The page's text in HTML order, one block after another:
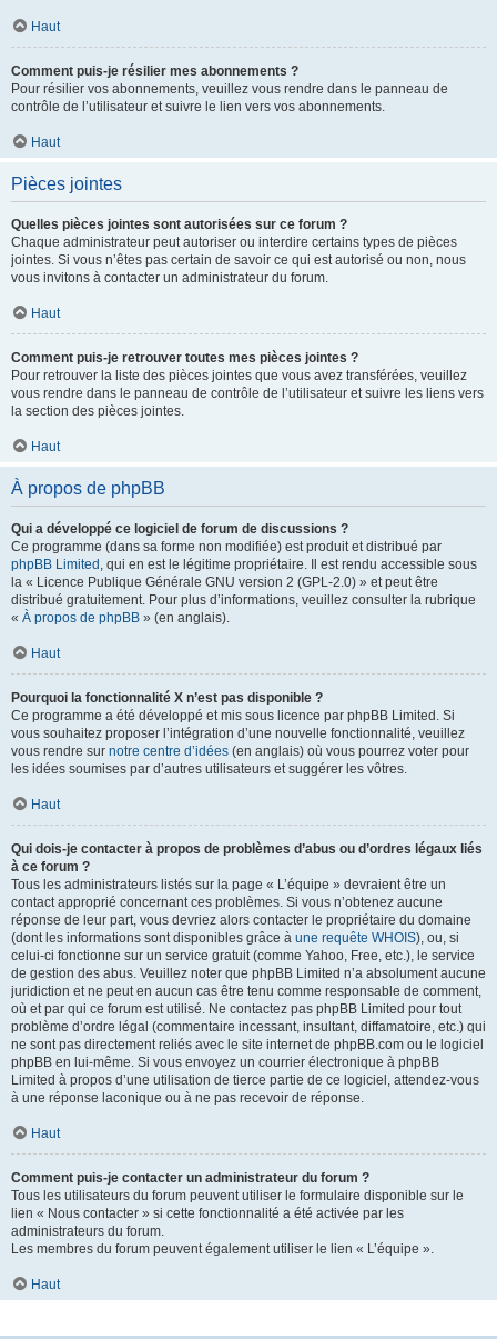
Haut
Comment puis-je résilier mes abonnements ?
Pour résilier vos abonnements, veuillez vous rendre dans le panneau de
contrôle de l’utilisateur et suivre le lien vers vos abonnements.
Haut
Pièces jointes
Quelles pièces jointes sont autorisées sur ce forum ?
Chaque administrateur peut autoriser ou interdire certains types de pièces
jointes. Si vous n’êtes pas certain de savoir ce qui est autorisé ou non, nous
vous invitons à contacter un administrateur du forum.
Haut
Comment puis-je retrouver toutes mes pièces jointes ?
Pour retrouver la liste des pièces jointes que vous avez transférées, veuillez
vous rendre dans le panneau de contrôle de l’utilisateur et suivre les liens vers
la section des pièces jointes.
Haut
À propos de phpBB
Qui a développé ce logiciel de forum de discussions ?
Ce programme (dans sa forme non modifiée) est produit et distribué par
phpBB Limited , qui en est le légitime propriétaire. Il est rendu accessible sous
la « Licence Publique Générale GNU version 2 (GPL-2.0) » et peut être
distribué gratuitement. Pour plus d’informations, veuillez consulter la rubrique
« À propos de phpBB » (en anglais).
Haut
Pourquoi la fonctionnalité X n’est pas disponible ?
Ce programme a été développé et mis sous licence par phpBB Limited. Si
vous souhaitez proposer l’intégration d’une nouvelle fonctionnalité, veuillez
vous rendre sur notre centre d’idées (en anglais) où vous pourrez voter pour
les idées soumises par d’autres utilisateurs et suggérer les vôtres.
Haut
Qui dois-je contacter à propos de problèmes d’abus ou d’ordres légaux liés
à ce forum ?
Tous les administrateurs listés sur la page « L’équipe » devraient être un
contact approprié concernant ces problèmes. Si vous n’obtenez aucune
réponse de leur part, vous devriez alors contacter le propriétaire du domaine
(dont les informations sont disponibles grâce à une requête WHOIS), ou, si
celui-ci fonctionne sur un service gratuit (comme Yahoo, Free, etc.), le service
de gestion des abus. Veuillez noter que phpBB Limited n’a absolument aucune
juridiction et ne peut en aucun cas être tenu comme responsable de comment,
où et par qui ce forum est utilisé. Ne contactez pas phpBB Limited pour tout
problème d’ordre légal (commentaire incessant, insultant, diffamatoire, etc.) qui
ne sont pas directement reliés avec le site internet de phpBB.com ou le logiciel
phpBB en lui-même. Si vous envoyez un courrier électronique à phpBB
Limited à propos d’une utilisation de tierce partie de ce logiciel, attendez-vous
à une réponse laconique ou à ne pas recevoir de réponse.
Haut
Comment puis-je contacter un administrateur du forum ?
Tous les utilisateurs du forum peuvent utiliser le formulaire disponible sur le
lien « Nous contacter » si cette fonctionnalité a été activée par les
administrateurs du forum.
Les membres du forum peuvent également utiliser le lien « L’équipe ».
Haut